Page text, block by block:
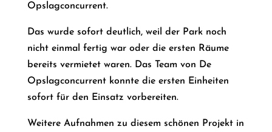
Opslagconcurrent.
Das wurde sofort deutlich, weil der Park noch
nicht einmal fertig war oder die ersten Räume
bereits vermietet waren. Das Team von De
Opslagconcurrent konnte die ersten Einheiten
sofort für den Einsatz vorbereiten.
Weitere Aufnahmen zu diesem schönen Projekt in